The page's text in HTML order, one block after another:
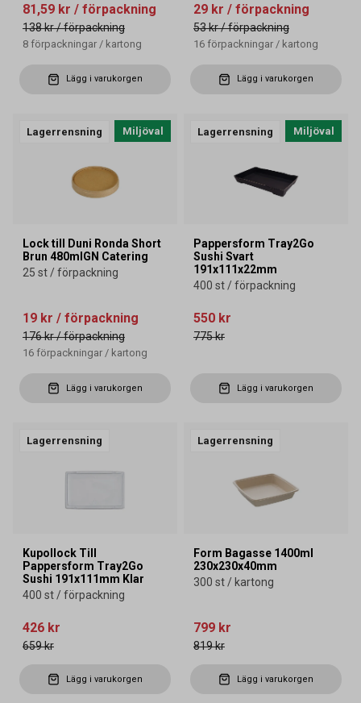
81,59 kr / förpackning
138 kr/ förpackning
8 förpackningar / kartong
Lägg i varukorgen
29 kr / förpackning
53 kr/ förpackning
16 förpackningar / kartong
Lägg i varukorgen
Lagerrensning Miljöval
Lock till Duni Ronda Short
Brun 480mlGN Catering
25 st / förpackning
19 kr / förpackning
176 kr/ förpackning
16 förpackningar / kartong
Lägg i varukorgen
Lagerrensning Miljöval
Pappersform Tray2Go
Sushi Svart
191x111x22mm
400 st / förpackning
550 kr
775 kr
Lägg i varukorgen
Lagerrensning
Kupollock Till
Pappersform Tray2Go
Sushi 191x111mm Klar
400 st / förpackning
426 kr
659 kr
Lägg i varukorgen
Lagerrensning
Form Bagasse 1400ml
230x230x40mm
300 st / kartong
799 kr
819 kr
Lägg i varukorgen